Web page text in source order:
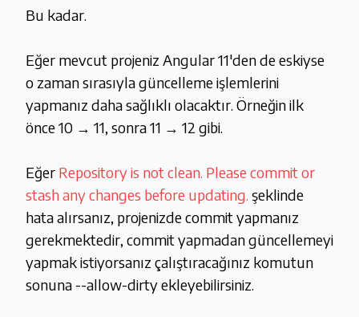
Bu kadar.
Eğer mevcut projeniz Angular 11'den de eskiyse
o zaman sırasıyla güncelleme işlemlerini
yapmanız daha sağlıklı olacaktır. Örneğin ilk
önce 10 → 11, sonra 11 → 12 gibi.
Eğer Repository is not clean. Please commit or
stash any changes before updating. şeklinde
hata alırsanız, projenizde commit yapmanız
gerekmektedir, commit yapmadan güncellemeyi
yapmak istiyorsanız çalıştıracağınız komutun
sonuna --allow-dirty ekleyebilirsiniz.